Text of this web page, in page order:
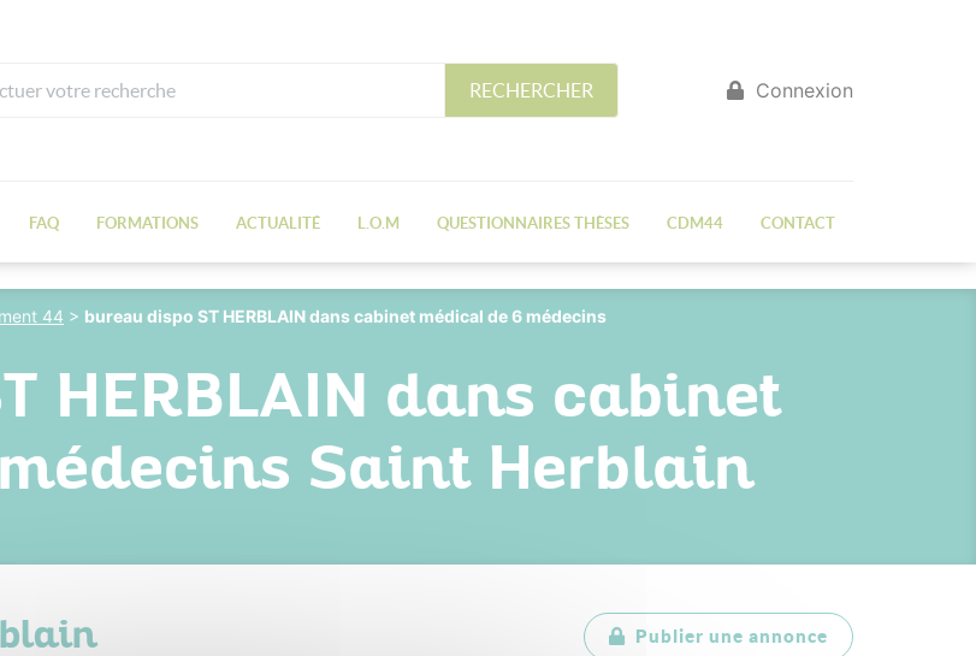
RECHERCHER Connexion
FAQ FORMATIONS ACTUALITÉ L.O.M QUESTIONNAIRES THÈSES CDM44 CONTACT
44 > bureau dispo ST HERBLAIN dans cabinet médical de 6 médecins
HERBLAIN dans cabinet
Saint Herblain
Publier une annonce